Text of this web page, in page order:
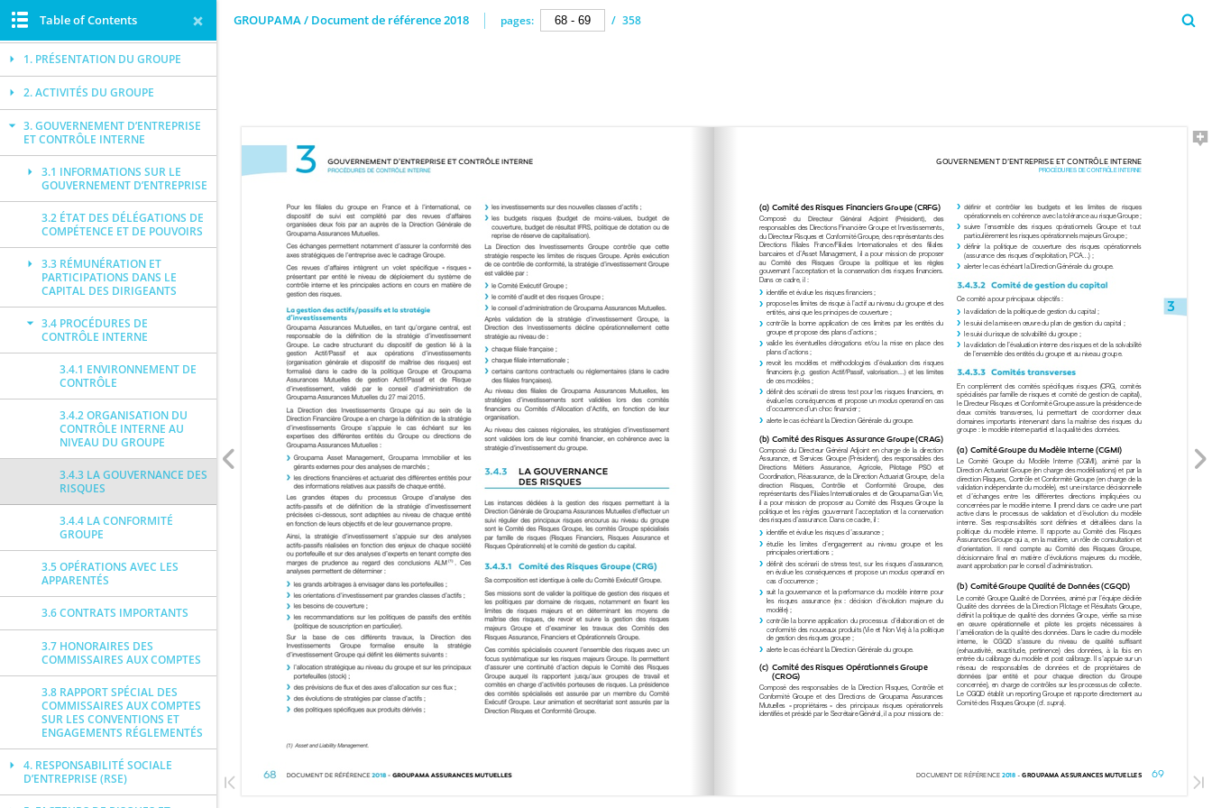
GROUPAMA / Document de référence 2018 pages: / 358
Table of Contents
TABLE DES MATIÈRES
1. PRÉSENTATION DU GROUPE
2. ACTIVITÉS DU GROUPE
3. GOUVERNEMENT D’ENTREPRISE
ET CONTRÔLE INTERNE
3.1 INFORMATIONS SUR LE
GOUVERNEMENT D’ENTREPRISE
3.2 ÉTAT DES DÉLÉGATIONS DE
COMPÉTENCE ET DE POUVOIRS
3.3 RÉMUNÉRATION ET
PARTICIPATIONS DANS LE
CAPITAL DES DIRIGEANTS
3.4 PROCÉDURES DE
CONTRÔLE INTERNE
3.4.1 ENVIRONNEMENT DE
CONTRÔLE
3.4.2 ORGANISATION DU
CONTRÔLE INTERNE AU
NIVEAU DU GROUPE
3.4.3 LA GOUVERNANCE DES
RISQUES
3.4.4 LA CONFORMITÉ
GROUPE
3.5 OPÉRATIONS AVEC LES
APPARENTÉS
3.6 CONTRATS IMPORTANTS
3.7 HONORAIRES DES
COMMISSAIRES AUX COMPTES
3.8 RAPPORT SPÉCIAL DES
COMMISSAIRES AUX COMPTES
SUR LES CONVENTIONS ET
ENGAGEMENTS RÉGLEMENTÉS
4. RESPONSABILITÉ SOCIALE
D’ENTREPRISE (RSE)